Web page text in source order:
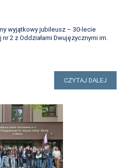
wyjątkowy jubileusz – 30-lecie
2 z Oddziałami Dwujęzycznymi im.
CZYTAJ DALEJ